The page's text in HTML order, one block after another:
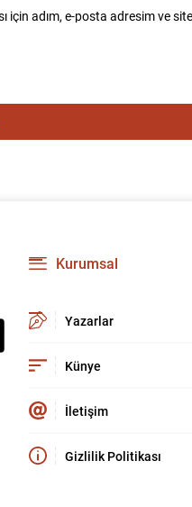
için adım, e-posta adresim ve
Kurumsal
Yazarlar
Künye
İletişim
Gizlilik Politikası